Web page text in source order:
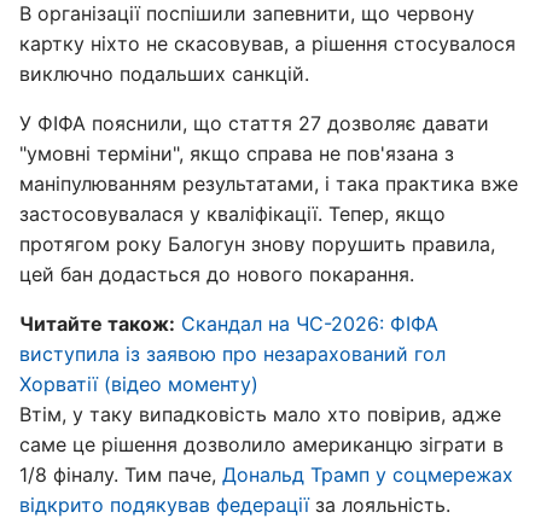
В організації поспішили запевнити, що червону
картку ніхто не скасовував, а рішення стосувалося
виключно подальших санкцій.
У ФІФА пояснили, що стаття 27 дозволяє давати
"умовні терміни", якщо справа не пов'язана з
маніпулюванням результатами, і така практика вже
застосовувалася у кваліфікації. Тепер, якщо
протягом року Балогун знову порушить правила,
цей бан додасться до нового покарання.
Читайте також: Скандал на ЧС-2026: ФІФА
виступила із заявою про незарахований гол
Хорватії (відео моменту)
Втім, у таку випадковість мало хто повірив, адже
саме це рішення дозволило американцю зіграти в
1/8 фіналу. Тим паче, Дональд Трамп у соцмережах
відкрито подякував федераціїза лояльність.